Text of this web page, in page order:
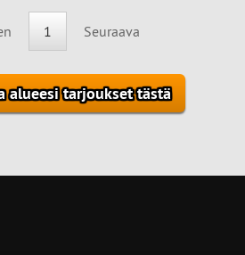
1 Seuraava
tarjoukset tästä